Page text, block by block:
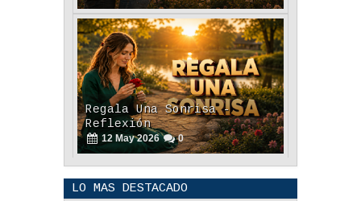
Regala Una Sonrisa -
Reflexión
12 May 2026 0
LO MAS DESTACADO